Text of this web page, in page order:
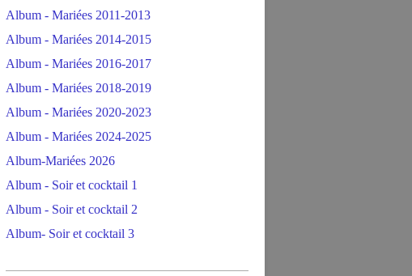
Album - Mariées 2011-2013
Album - Mariées 2014-2015
Album - Mariées 2016-2017
Album - Mariées 2018-2019
Album - Mariées 2020-2023
Album - Mariées 2024-2025
Album-Mariées 2026
Album - Soir et cocktail 1
Album - Soir et cocktail 2
Album- Soir et cocktail 3